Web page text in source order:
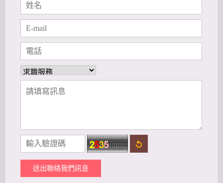
送出聯絡我們訊息